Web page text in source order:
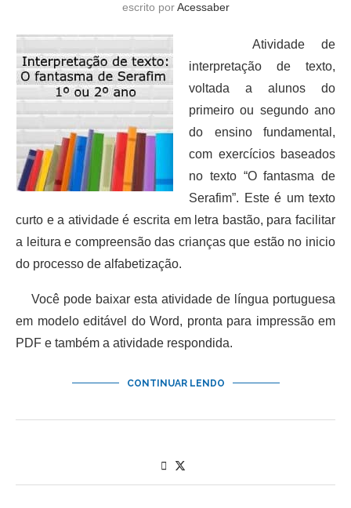
escrito porAcessaber
Atividade de
interpretação de texto,
voltada a alunos do
primeiro ou segundo ano
do ensino fundamental,
com exercícios baseados
no texto “O fantasma de
Serafim”. Este é um texto
curto e a atividade é escrita em letra bastão, para facilitar
a leitura e compreensão das crianças que estão no inicio
do processo de alfabetização.
Você pode baixar esta atividade de língua portuguesa
em modelo editável do Word, pronta para impressão em
PDF e também a atividade respondida.
CONTINUAR LENDO